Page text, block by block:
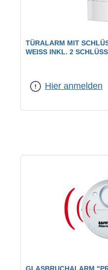
TÜRALARM MIT
WEISS INKL. 2
Hier anmelden